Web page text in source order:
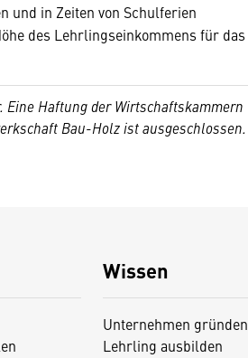
und in Zeiten von Schulferien
des Lehrlingseinkommens für das
Haftung der Wirtschaftskammern
Bau-Holz ist ausgeschlossen.
Wissen
Unternehmen gründen
Lehrling ausbilden